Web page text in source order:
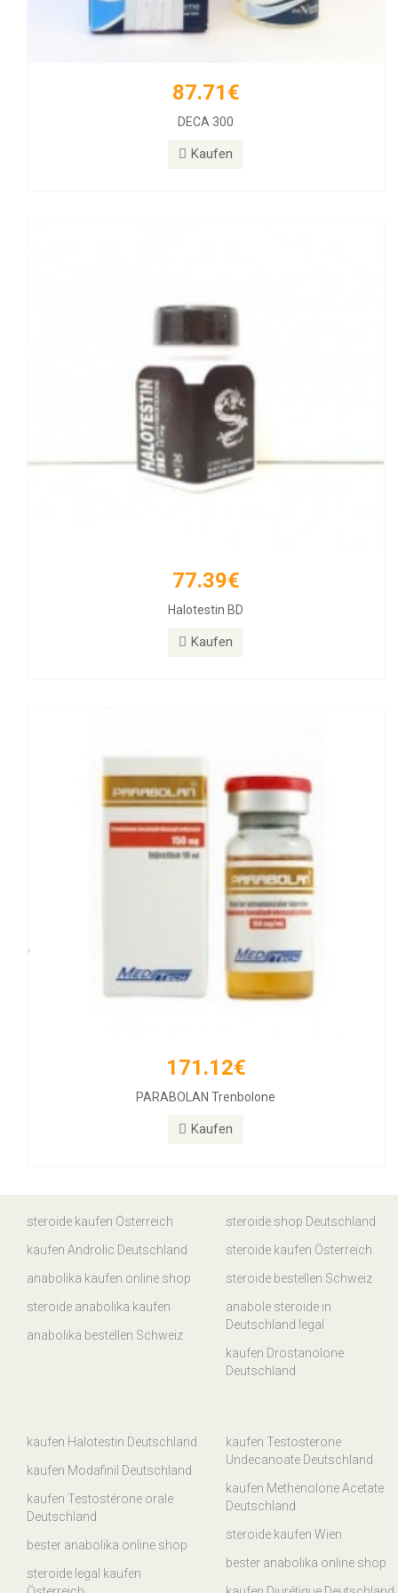
87.71€
DECA 300
Kaufen
77.39€
Halotestin BD
Kaufen
77.39€
Halotestin BD
171.12€
PARABOLAN Trenbolone
Kaufen
171.12€
PARABOLAN Trenbolone
steroide kaufen Österreich
kaufen Androlic Deutschland
anabolika kaufen online shop
steroide anabolika kaufen
anabolika bestellen Schweiz
steroide shop Deutschland
steroide kaufen Österreich
steroide bestellen Schweiz
anabole steroide in
Deutschland legal
kaufen Drostanolone
Deutschland
kaufen Halotestin Deutschland
kaufen Modafinil Deutschland
kaufen Testostérone orale
Deutschland
bester anabolika online shop
steroide legal kaufen
kaufen Testosterone
Undecanoate Deutschland
kaufen Methenolone Acetate
Deutschland
steroide kaufen Wien
bester anabolika online shop